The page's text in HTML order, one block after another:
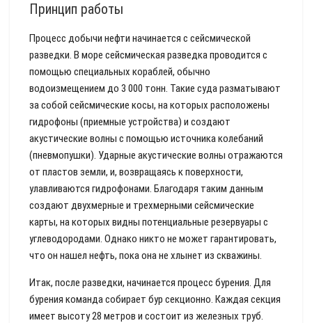
Принцип работы
Процесс добычи нефти начинается с сейсмической
разведки. В море сейсмическая разведка проводится с
помощью специальных кораблей, обычно
водоизмещением до 3 000 тонн. Такие суда разматывают
за собой сейсмические косы, на которых расположены
гидрофоны (приемные устройства) и создают
акустические волны с помощью источника колебаний
(пневмопушки). Ударные акустические волны отражаются
от пластов земли, и, возвращаясь к поверхности,
улавливаются гидрофонами. Благодаря таким данным
создают двухмерные и трехмерными сейсмические
карты, на которых видны потенциальные резервуары с
углеводородами. Однако никто не может гарантировать,
что он нашел нефть, пока она не хлынет из скважины.
Итак, после разведки, начинается процесс бурения. Для
бурения команда собирает бур секционно. Каждая секция
имеет высоту 28 метров и состоит из железных труб.